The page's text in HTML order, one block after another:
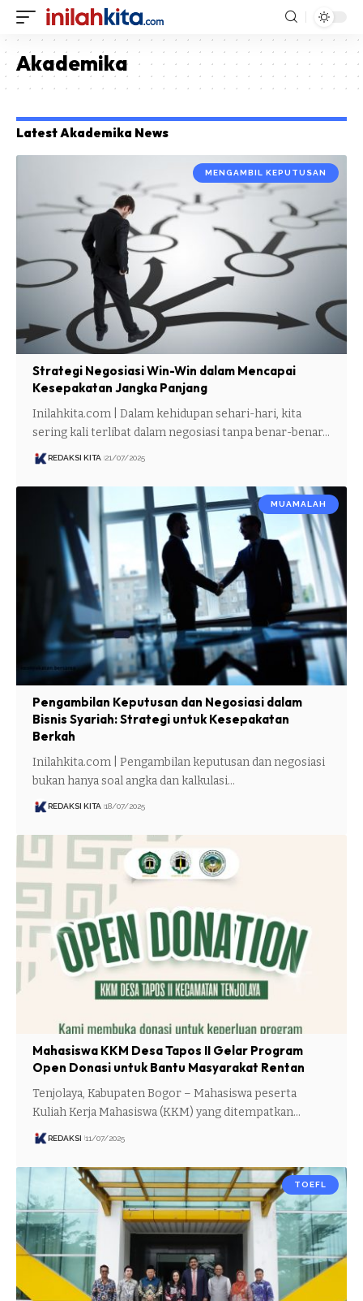
Akademika
Latest Akademika News
MENGAMBIL KEPUTUSAN
Strategi Negosiasi Win-Win dalam Mencapai
Kesepakatan Jangka Panjang
Inilahkita.com | Dalam kehidupan sehari-hari, kita
sering kali terlibat dalam negosiasi tanpa benar-benar…
REDAKSI KITA 21/07/2025
MUAMALAH
Pengambilan Keputusan dan Negosiasi dalam
Bisnis Syariah: Strategi untuk Kesepakatan
Berkah
Inilahkita.com | Pengambilan keputusan dan negosiasi
bukan hanya soal angka dan kalkulasi…
REDAKSI KITA 18/07/2025
Mahasiswa KKM Desa Tapos II Gelar Program
Open Donasi untuk Bantu Masyarakat Rentan
Tenjolaya, Kabupaten Bogor – Mahasiswa peserta
Kuliah Kerja Mahasiswa (KKM) yang ditempatkan…
REDAKSI 11/07/2025
TOEFL